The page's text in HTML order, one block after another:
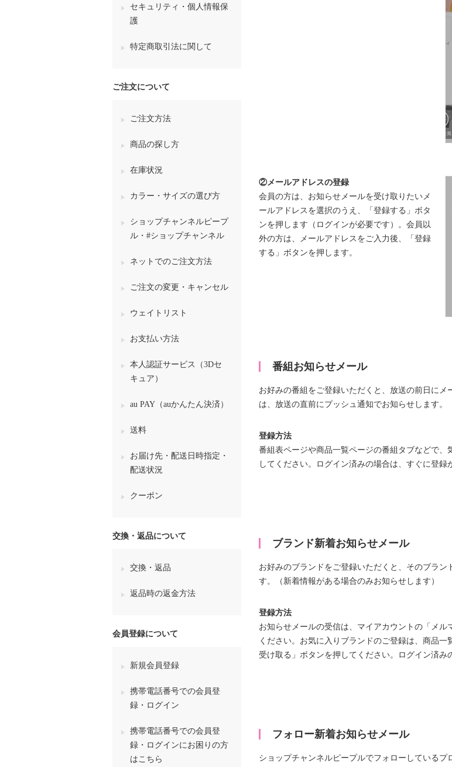
②メールアドレスの登録
会員の方は、お知らせメールを受け取りたいメ
ールアドレスを選択のうえ、「登録する」ボタ
ンを押します（ログインが必要です）。会員以
外の方は、メールアドレスをご入力後、「登録
する」ボタンを押します。
番組お知らせメール
お好みの番組をご登録いただくと、放送の前日に
は、放送の直前にプッシュ通知でお知らせします。
登録方法
番組表ページや商品一覧ページの番組タブなどで
してください。ログイン済みの場合は、すぐに登録
ブランド新着お知らせメール
お好みのブランドをご登録いただくと、そのブラ
す。（新着情報がある場合のみお知らせします）
登録方法
お知らせメールの受信は、マイアカウントの「メ
ください。お気に入りブランドのご登録は、商品
受け取る」ボタンを押してください。ログイン済み
フォロー新着お知らせメール
ショップチャンネルピープルでフォローしている